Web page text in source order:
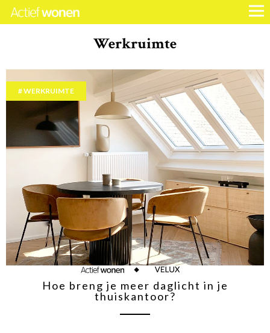
Werkruimte
WERKRUIMTE
Hoe breng je meer daglicht in je
thuiskantoor?